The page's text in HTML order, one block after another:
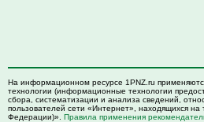
На информационном ресурсе 1PNZ.ru
технологии (информационные технологии
сбора, систематизации и анализа сведений,
пользователей сети «Интернет», находящихся на
Федерации)». Правила применения